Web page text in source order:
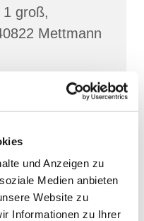
und Anzeigen zu
Medien anbieten
Website zu
Informationen zu Ihrer
groß,
Mettmann